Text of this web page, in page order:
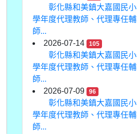
彰化縣和美鎮大嘉國民
學年度代理教師、代理專任
師...
2026-07-14
105
彰化縣和美鎮大嘉國民
學年度代理教師、代理專任
師...
2026-07-09
96
彰化縣和美鎮大嘉國民
學年度代理教師、代理專任
師...